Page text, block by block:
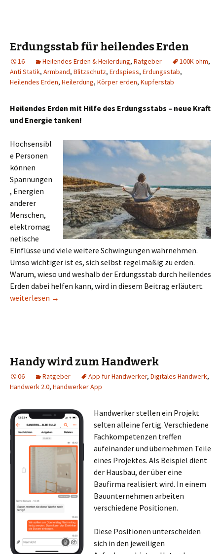
Erdungsstab für heilendes Erden
16 Heilendes Erden & Heilerdung, Ratgeber 100K ohm,
Anti Statik, Armband, Blitzschutz, Erdspiess, Erdungsstab,
Heilendes Erden, Heilerdung, Körper erden, Kupferstab
Heilendes Erden mit Hilfe des Erdungsstabs – neue Kraft
und Energie tanken!
Hochsensibl
e Personen
können
Spannungen
, Energien
anderer
Menschen,
elektromag
netische
Einflüsse und viele weitere Schwingungen wahrnehmen.
Umso wichtiger ist es, sich selbst regelmäßig zu erden.
Warum, wieso und weshalb der Erdungsstab durch heilendes
Erden dabei helfen kann, wird in diesem Beitrag erläutert.
Erdungsstab für heilendes Erden
weiterlesen →
Handy wird zum Handwerk
06 Ratgeber App für Handwerker, Digitales Handwerk,
Handwerk 2.0, Handwerker App
Handwerker stellen ein Projekt
selten alleine fertig. Verschiedene
Fachkompetenzen treffen
aufeinander und übernehmen Teile
eines Projektes. Als Beispiel dient
der Hausbau, der über eine
Baufirma realisiert wird. In einem
Bauunternehmen arbeiten
verschiedene Positionen.
Diese Positionen unterscheiden
sich in den jeweiligen